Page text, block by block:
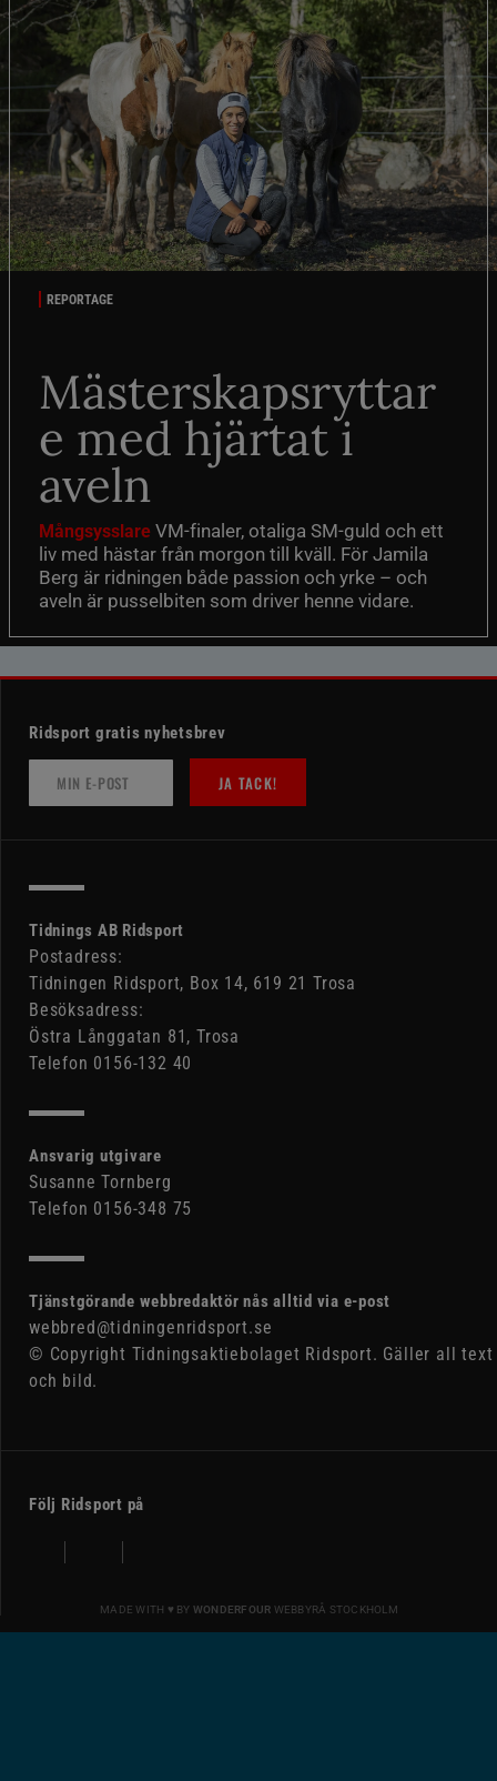
REPORTAGE
Mästerskapsryttar
e med hjärtat i
aveln
Mångsysslare VM-finaler, otaliga SM-guld och ett
liv med hästar från morgon till kväll. För Jamila
Berg är ridningen både passion och yrke – och
aveln är pusselbiten som driver henne vidare.
Ridsport gratis nyhetsbrev
JA TACK!
Tidnings AB Ridsport
Postadress:
Tidningen Ridsport, Box 14, 619 21 Trosa
Besöksadress:
Östra Långgatan 81, Trosa
Telefon 0156-132 40
Ansvarig utgivare
Susanne Tornberg
Telefon 0156-348 75
Tjänstgörande webbredaktör nås alltid via e-post
webbred@tidningenridsport.se
© Copyright Tidningsaktiebolaget Ridsport. Gäller all text
och bild.
Följ Ridsport på
MADE WITH ♥ BY WONDERFOUR WEBBYRÅ STOCKHOLM